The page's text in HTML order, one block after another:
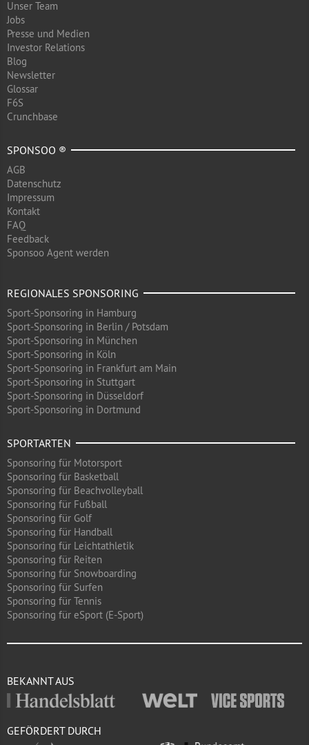
Unser Team
Jobs
Presse und Medien
Investor Relations
Blog
Newsletter
Glossar
F6S
Crunchbase
SPONSOO ®
AGB
Datenschutz
Impressum
Kontakt
FAQ
Feedback
Sponsoo Agent werden
REGIONALES SPONSORING
Sport-Sponsoring in Hamburg
Sport-Sponsoring in Berlin / Potsdam
Sport-Sponsoring in München
Sport-Sponsoring in Köln
Sport-Sponsoring in Frankfurt am Main
Sport-Sponsoring in Stuttgart
Sport-Sponsoring in Düsseldorf
Sport-Sponsoring in Dortmund
SPORTARTEN
Sponsoring für Motorsport
Sponsoring für Basketball
Sponsoring für Beachvolleyball
Sponsoring für Fußball
Sponsoring für Golf
Sponsoring für Handball
Sponsoring für Leichtathletik
Sponsoring für Reiten
Sponsoring für Snowboarding
Sponsoring für Surfen
Sponsoring für Tennis
Sponsoring für eSport (E-Sport)
BEKANNT AUS
GEFÖRDERT DURCH